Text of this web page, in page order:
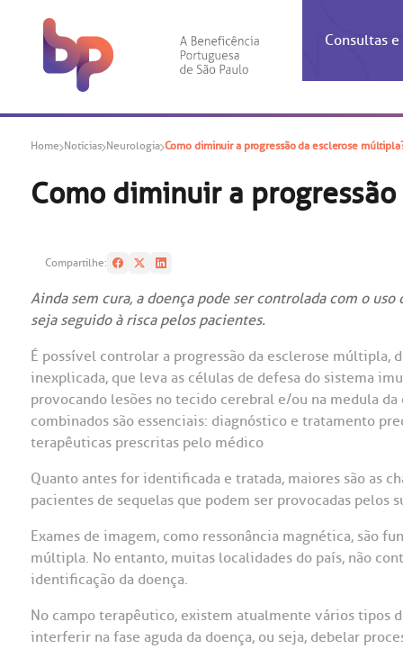
Consultas
Check-
Doação
Ética e
Linhas
Outras
Home Notícias Neurologia Como diminuir a progressão da esclerose
Como diminuir a
Compartilhe:
Ainda sem cura, a doença pode ser controlada com o
seja seguido à risca pelos pacientes.
É possível controlar a progressão da esclerose múltipla,
inexplicada, que leva as células de defesa do sistema
provocando lesões no tecido cerebral e/ou na medula
combinados são essenciais: diagnóstico e tratamento
terapêuticas prescritas pelo médico
Quanto antes for identificada e tratada, maiores são as
pacientes de sequelas que podem ser provocadas pelos
Exames de imagem, como ressonância magnética, são
múltipla. No entanto, muitas localidades do país, não
identificação da doença.
No campo terapêutico, existem atualmente vários tipos
interferir na fase aguda da doença, ou seja, debelar